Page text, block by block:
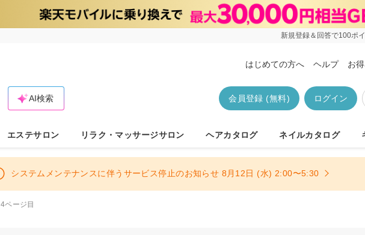
新規登録＆回答で100ポ
はじめての方へ ヘルプ お
ログイン
会員登録 (無料)
AI検索
エステサロン リラク・マッサージサロン ヘアカタログ ネイルカタログ
システムメンテナンスに伴うサービス停止のお知らせ 8月12日 (水) 2:00〜5:30
4ページ目